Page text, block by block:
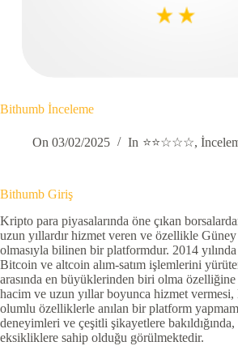
Bithumb İnceleme
On 03/02/2025 In ⭐⭐☆☆☆,
Bithumb Giriş
Kripto para piyasalarında öne çıkan
uzun yıllardır hizmet veren ve özellikle
olmasıyla bilinen bir platformdur. 2014
Bitcoin ve altcoin alım-satım işlemlerini
arasında en büyüklerinden biri olma
hacim ve uzun yıllar boyunca hizmet vermesi,
olumlu özelliklerle anılan bir platform
deneyimleri ve çeşitli şikayetlere
eksikliklere sahip olduğu görülmektedir.